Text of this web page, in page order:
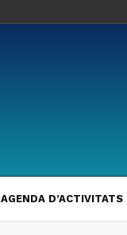
AGENDA D’ACTIVITATS